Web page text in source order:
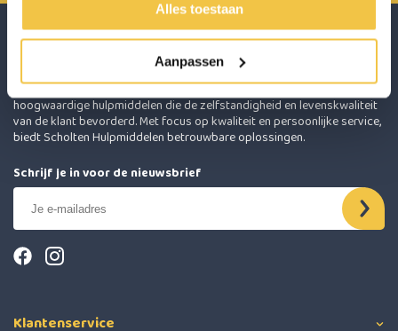
Alles toestaan
Aanpassen
Scholten Hulpmiddelen onderscheidt zich door het leveren van
hoogwaardige hulpmiddelen die de zelfstandigheid en levenskwaliteit
van de klant bevorderd. Met focus op kwaliteit en persoonlijke service,
biedt Scholten Hulpmiddelen betrouwbare oplossingen.
Schrijf je in voor de nieuwsbrief
Klantenservice